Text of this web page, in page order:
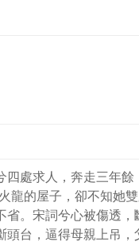
四處求人，奔走三年
龍的屋子，卻不知
省。宋詞兮心被傷透
台，逼得母親上吊